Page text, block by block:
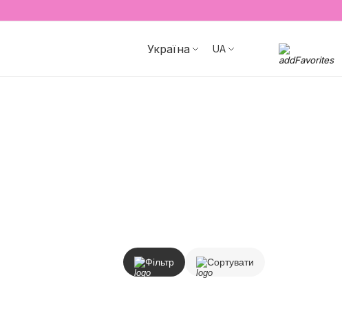
Україна UA
Сортувати
Фільтр